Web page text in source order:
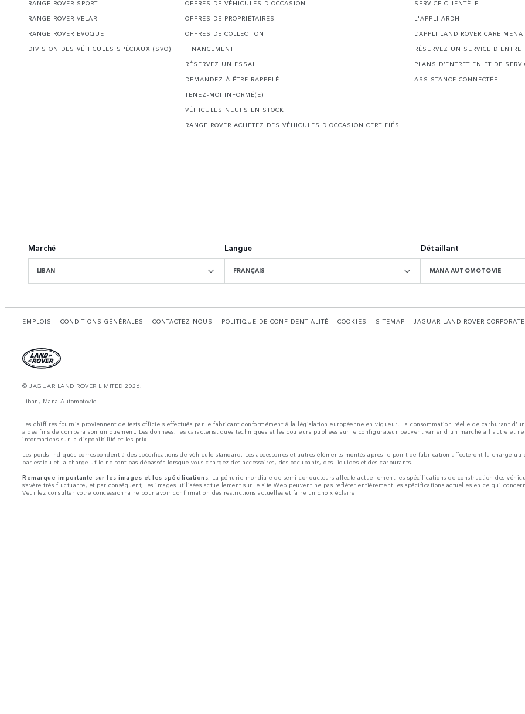
RANGE ROVER SPORT
RANGE ROVER VELAR
RANGE ROVER EVOQUE
DIVISION DES VÉHICULES SPÉCIAUX (SVO)
OFFRES DE VÉHICULES D'OCCASION
OFFRES DE PROPRIÉTAIRES
OFFRES DE COLLECTION
FINANCEMENT
RÉSERVEZ UN ESSAI
DEMANDEZ À ÊTRE RAPPELÉ
TENEZ-MOI INFORMÉ(E)
VÉHICULES NEUFS EN STOCK
RANGE ROVER ACHETEZ DES VÉHICULES D'OCCASION CERTIFIÉS
SERVICE CLIENTÈLE
L'APPLI ARDHI
L’APPLI LAND ROVER CARE MENA
RÉSERVEZ UN SERVICE
PLANS D’ENTRETIEN ET DE
ASSISTANCE CONNECTÉE
Marché
LIBAN
Langue
FRANÇAIS
Détaillant
MANA AUTOMOTOVIE
EMPLOIS CONDITIONS GÉNÉRALES CONTACTEZ-NOUS POLITIQUE DE CONFIDENTIALITÉ COOKIES SITEMAP JAGUAR LAND ROVER CORPORATE
© JAGUAR LAND ROVER LIMITED 2026.
Liban, Mana Automotovie
Les chiff res fournis proviennent de tests officiels effectués par le fabricant conformément å la législation européenne en vigueur. La consommation réelle de carburant
å des fins de comparaison uniquement. Les données, les caractéristiques techniques et les couleurs publiées sur le configurateur peuvent varier d'un marché à l'autre et
informations sur la disponibilité et les prix.
Les poids indiqués correspondent à des spécifications de véhicule standard. Les accessoires et autres éléments montés après le point de fabrication affecteront la charge
par essieu et la charge utile ne sont pas dépassés lorsque vous chargez des accessoires, des occupants, des liquides et des carburants.
Remarque importante sur les images et les spécifications. La pénurie mondiale de semi-conducteurs affecte actuellement les spécifications de construction des
s’avère très fluctuante, et par conséquent, les images utilisées actuellement sur le site Web peuvent ne pas refléter entièrement les spécifications actuelles en ce qui
Veuillez consulter votre concessionnaire pour avoir confirmation des restrictions actuelles et faire un choix éclairé